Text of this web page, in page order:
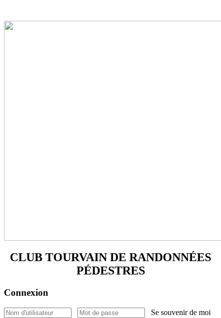
CLUB TOURVAIN DE RANDONNÉES
PÉDESTRES
Connexion
Se souvenir de moi